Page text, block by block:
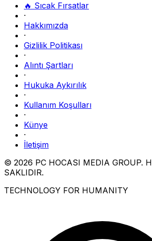
🔥 Sıcak Fırsatlar
·
Hakkımızda
·
Gizlilik Politikası
·
Alıntı Şartları
·
Hukuka Aykırılık
·
Kullanım Koşulları
·
Künye
·
İletişim
© 2026 PC HOCASI MEDIA GROUP.
SAKLIDIR.
TECHNOLOGY FOR HUMANITY